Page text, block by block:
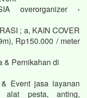
overorganizer ›
; a, KAIN COVER
Rp150.000 / meter
& Pernikahan di
Event jasa layanan
alat pesta, anting,